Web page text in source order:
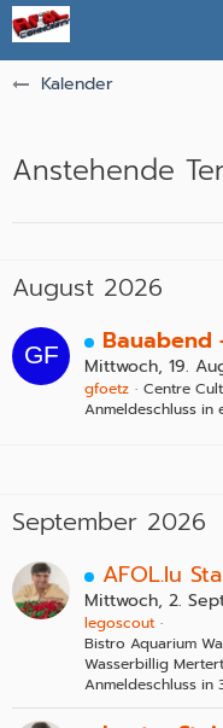
Kalender
Anstehende
August 2026
Bauabend
Mittwoch, 19.
gfoetz
Centre
Anmeldeschluss in
September 2026
AFOL.lu
Mittwoch, 2.
legoscout
Bistro Aquarium
Wasserbillig
Anmeldeschluss in